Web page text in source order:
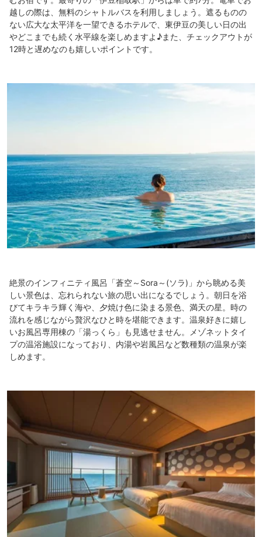
越しの際は、無料のシャトルバスを利用しましょう。遮るものの
ない広大な太平洋を一望できるホテルで、東伊豆の美しい日の出
やどこまでも続く水平線を楽しめますよ♪また、チェックアウトが
12時と遅めなのも嬉しいポイントです。
絶景のインフィニティ風呂「蒼空～Sora～(ソラ)」から眺める美
しい景色は、忘れられない旅の思い出になるでしょう。朝日を浴
びてキラキラ輝く海や、夕焼け色に染まる景色、満天の星。時の
流れを感じながら贅沢なひと時を堪能できます。温泉好きに嬉し
いお風呂専用棟の「湯っくら」も見逃せません。メゾネットタイ
プの温浴施設になっており、内湯や岩風呂など数種類の温泉が楽
しめます。